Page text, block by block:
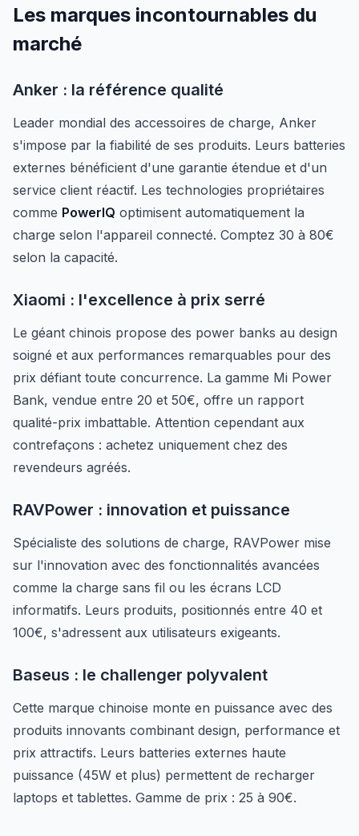
Les marques incontournables du
marché
Anker : la référence qualité
Leader mondial des accessoires de charge, Anker
s'impose par la fiabilité de ses produits. Leurs batteries
externes bénéficient d'une garantie étendue et d'un
service client réactif. Les technologies propriétaires
comme PowerIQ optimisent automatiquement la
charge selon l'appareil connecté. Comptez 30 à 80€
selon la capacité.
Xiaomi : l'excellence à prix serré
Le géant chinois propose des power banks au design
soigné et aux performances remarquables pour des
prix défiant toute concurrence. La gamme Mi Power
Bank, vendue entre 20 et 50€, offre un rapport
qualité-prix imbattable. Attention cependant aux
contrefaçons : achetez uniquement chez des
revendeurs agréés.
RAVPower : innovation et puissance
Spécialiste des solutions de charge, RAVPower mise
sur l'innovation avec des fonctionnalités avancées
comme la charge sans fil ou les écrans LCD
informatifs. Leurs produits, positionnés entre 40 et
100€, s'adressent aux utilisateurs exigeants.
Baseus : le challenger polyvalent
Cette marque chinoise monte en puissance avec des
produits innovants combinant design, performance et
prix attractifs. Leurs batteries externes haute
puissance (45W et plus) permettent de recharger
laptops et tablettes. Gamme de prix : 25 à 90€.